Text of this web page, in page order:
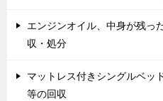
エンジンオイル、中身が残っ
収・処分
マットレス付きシングルベッ
等の回収